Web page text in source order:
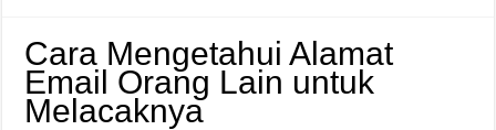
Cara Mengetahui Alamat
Email Orang Lain untuk
Melacaknya